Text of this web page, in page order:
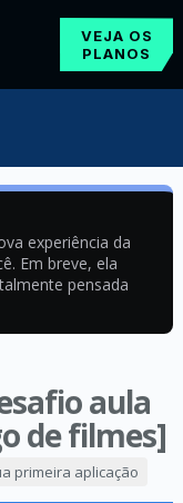
VEJA OS
PLANOS
experiência da
Em breve, ela
pensada
aula
de filmes]
primeira aplicação